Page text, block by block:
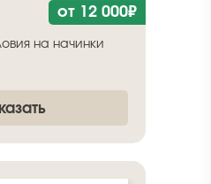
от 12 000₽
на начинки